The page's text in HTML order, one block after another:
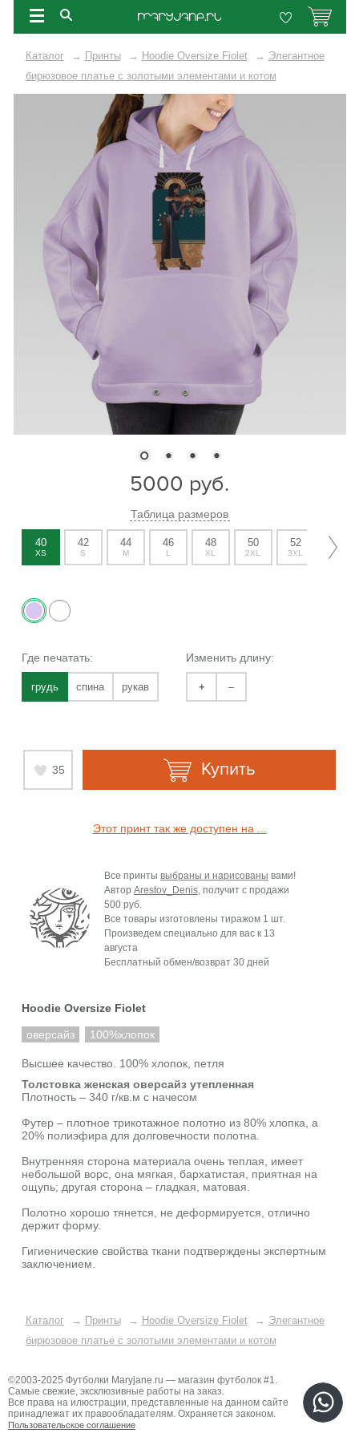
Каталог → Принты → Hoodie Oversize Fiolet → Элегантное
бирюзовое платье с золотыми элементами и котом
5000 руб.
Таблица размеров
40
XS
42
S
44
M
46
L
48
XL
50
2XL
52
3XL
54
4XL
Где печатать:
грудь спина рукав
Изменить длину:
+ –
35 Купить
Этот принт так же доступен на ...
Все принты выбраны и нарисованы вами!
Автор Arestov_Denis, получит с продажи
500 руб.
Все товары изготовлены тиражом 1 шт.
Произведем специально для вас к 13
августа
Бесплатный обмен/возврат 30 дней
Hoodie Oversize Fiolet
оверсайз 100%хлопок
Высшее качество. 100% хлопок, петля
Толстовка женская оверсайз утепленная
Плотность – 340 г/кв.м с начесом
Футер – плотное трикотажное полотно из 80% хлопка, а
20% полиэфира для долговечности полотна.
Внутренняя сторона материала очень теплая, имеет
небольшой ворс, она мягкая, бархатистая, приятная на
ощупь; другая сторона – гладкая, матовая.
Полотно хорошо тянется, не деформируется, отлично
держит форму.
Гигиенические свойства ткани подтверждены экспертным
заключением.
Каталог → Принты → Hoodie Oversize Fiolet → Элегантное
бирюзовое платье с золотыми элементами и котом
©2003-2025 Футболки Maryjane.ru — магазин футболок #1.
Самые свежие, эксклюзивные работы на заказ.
Все права на илюстрации, представленные на данном сайте
принадлежат их правообладателям. Охраняется законом.
Пользовательское соглашение